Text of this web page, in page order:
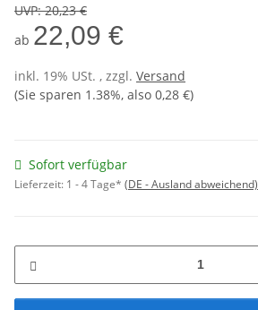
UVP:20,23 €
ab 22,09 €
inkl. 19% USt. , zzgl. Versand
(Sie sparen 1.38%, also 0,28 €)
Sofort verfügbar
Lieferzeit: 1 - 4 Tage* (DE - Ausland abweichend)